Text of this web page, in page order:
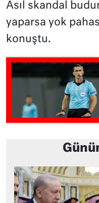
Asıl skandal
yaparsa yok
konuştu.